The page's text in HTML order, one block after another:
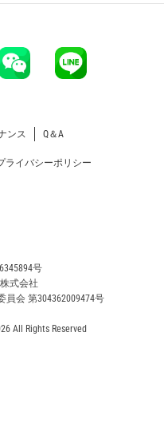
ンス Q＆A
ライバシーポリシー
号
式会社
会 第304362009474号
All Rights Reserved